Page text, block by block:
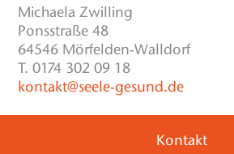
Michaela Zwilling
Ponsstraße 48
64546 Mörfelden-Walldorf
T. 0174 302 09 18
kontakt@seele-gesund.de
Kontakt